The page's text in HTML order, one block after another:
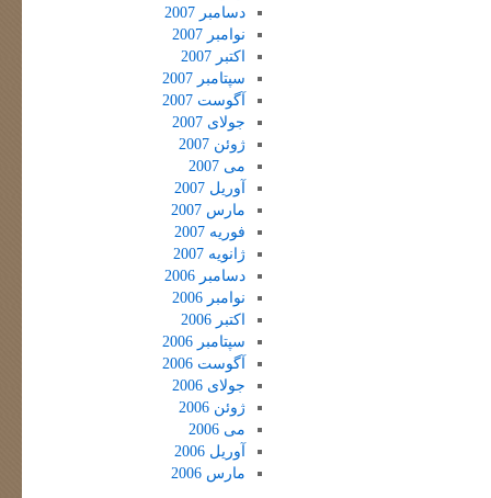
دسامبر 2007
نوامبر 2007
اکتبر 2007
سپتامبر 2007
آگوست 2007
جولای 2007
ژوئن 2007
می 2007
آوریل 2007
مارس 2007
فوریه 2007
ژانویه 2007
دسامبر 2006
نوامبر 2006
اکتبر 2006
سپتامبر 2006
آگوست 2006
جولای 2006
ژوئن 2006
می 2006
آوریل 2006
مارس 2006